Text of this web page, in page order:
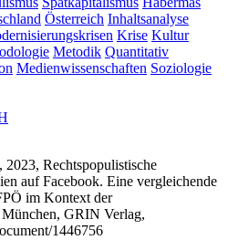
Österreich Inhaltsanalyse
Krise Kultur
Metodik Quantitativ
Medienwissenschaften Soziologie
, 2023, Rechtspopulistische
auf Facebook. Eine vergleichende
im Kontext der
GRIN Verlag,
1446756